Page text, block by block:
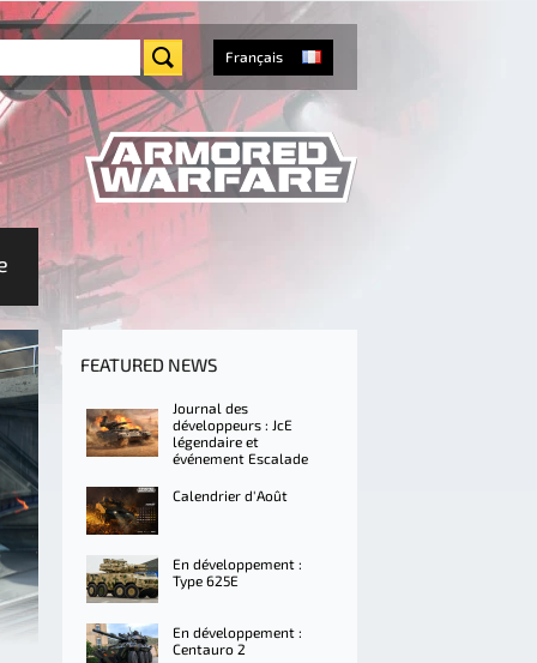
Français
FEATURED NEWS
Journal des
développeurs : JcE
légendaire et
événement Escalade
Calendrier d'Août
En développement :
Type 625E
En développement :
Centauro 2